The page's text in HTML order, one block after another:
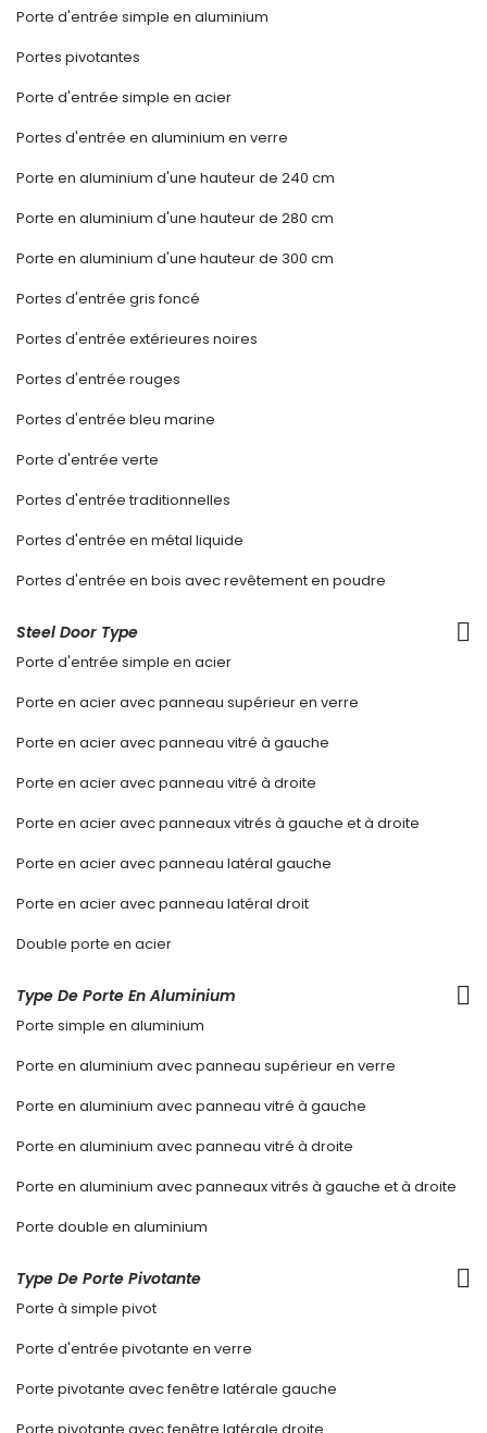
Porte d'entrée simple en aluminium
Portes pivotantes
Porte d'entrée simple en acier
Portes d'entrée en aluminium en verre
Porte en aluminium d'une hauteur de 240 cm
Porte en aluminium d'une hauteur de 280 cm
Porte en aluminium d'une hauteur de 300 cm
Portes d'entrée gris foncé
Portes d'entrée extérieures noires
Portes d'entrée rouges
Portes d'entrée bleu marine
Porte d'entrée verte
Portes d'entrée traditionnelles
Portes d'entrée en métal liquide
Portes d'entrée en bois avec revêtement en poudre
Steel Door Type
Porte d'entrée simple en acier
Porte en acier avec panneau supérieur en verre
Porte en acier avec panneau vitré à gauche
Porte en acier avec panneau vitré à droite
Porte en acier avec panneaux vitrés à gauche et à droite
Porte en acier avec panneau latéral gauche
Porte en acier avec panneau latéral droit
Double porte en acier
Type De Porte En Aluminium
Porte simple en aluminium
Porte en aluminium avec panneau supérieur en verre
Porte en aluminium avec panneau vitré à gauche
Porte en aluminium avec panneau vitré à droite
Porte en aluminium avec panneaux vitrés à gauche et à droite
Porte double en aluminium
Type De Porte Pivotante
Porte à simple pivot
Porte d'entrée pivotante en verre
Porte pivotante avec fenêtre latérale gauche